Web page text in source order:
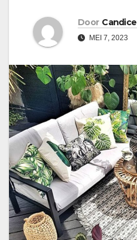
Door Candice
MEI 7, 2023